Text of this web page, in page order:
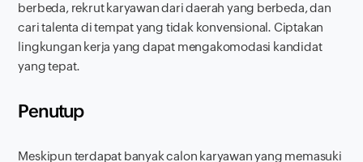
berbeda, rekrut karyawan dari daerah yang berbeda, dan
cari talenta di tempat yang tidak konvensional. Ciptakan
lingkungan kerja yang dapat mengakomodasi kandidat
yang tepat.
Penutup
Meskipun terdapat banyak calon karyawan yang memasuki